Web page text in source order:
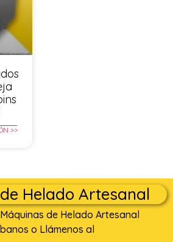
>>
Helado Artesanal
de Helado Artesanal
o Llámenos al